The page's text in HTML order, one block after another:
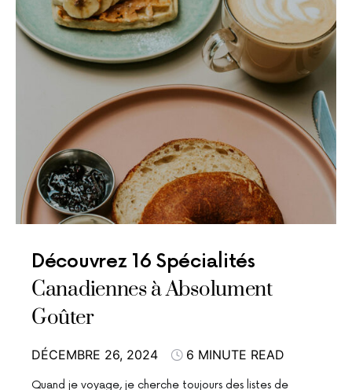
Découvrez 16 Spécialités
Canadiennes à Absolument
Goûter
DÉCEMBRE 26, 2024 6 MINUTE READ
Quand je voyage, je cherche toujours des listes de